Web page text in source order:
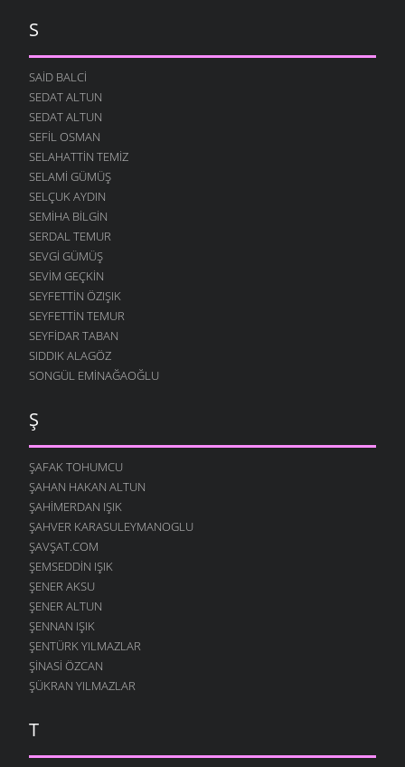
S
SAID BALCI
SEDAT ALTUN
SEDAT ALTUN
SEFIL OSMAN
SELAHATTIN TEMIZ
SELAMI GÜMÜŞ
SELÇUK AYDIN
SEMIHA BILGIN
SERDAL TEMUR
SEVGI GÜMÜŞ
SEVIM GEÇKIN
SEYFETTIN ÖZIŞIK
SEYFETTIN TEMUR
SEYFIDAR TABAN
SIDDIK ALAGÖZ
SONGÜL EMINAĞAOĞLU
Ş
ŞAFAK TOHUMCU
ŞAHAN HAKAN ALTUN
ŞAHIMERDAN IŞIK
ŞAHVER KARASULEYMANOGLU
ŞAVŞAT.COM
ŞEMSEDDIN IŞIK
ŞENER AKSU
ŞENER ALTUN
ŞENNAN IŞIK
ŞENTÜRK YILMAZLAR
ŞINASI ÖZCAN
ŞÜKRAN YILMAZLAR
T